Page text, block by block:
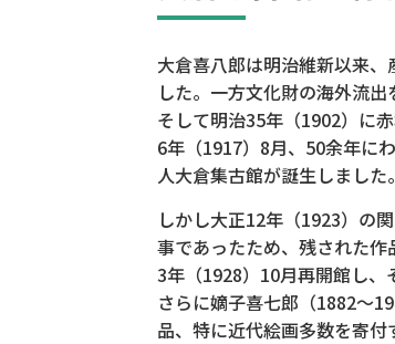
大倉喜八郎は明治維新以来
した。一方文化財の海外流
そして明治35年（1902）に
6年（1917）8月、50余年に
人大倉集古館が誕生しました
しかし大正12年（1923）の
事であったため、残された
3年（1928）10月再開館し、
さらに嫡子喜七郎（1882〜
品、特に近代絵画多数を寄付